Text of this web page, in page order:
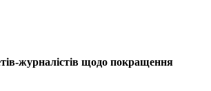
журналістів щодо покращення